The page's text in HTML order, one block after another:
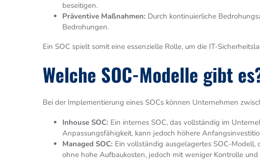
beseitigen.
Präventive Maßnahmen: Durch kontinuierliche
Bedrohungen.
Ein SOC spielt somit eine essenzielle Rolle, um die IT-
Welche SOC-Modelle gibt
Bei der Implementierung eines SOCs können Unternehmen
Inhouse SOC: Ein internes SOC, das vollständig im
Anpassungsfähigkeit, kann jedoch höhere
Managed SOC: Ein vollständig ausgelagertes SOC-
ohne hohe Aufbaukosten, jedoch mit weniger Kontrolle